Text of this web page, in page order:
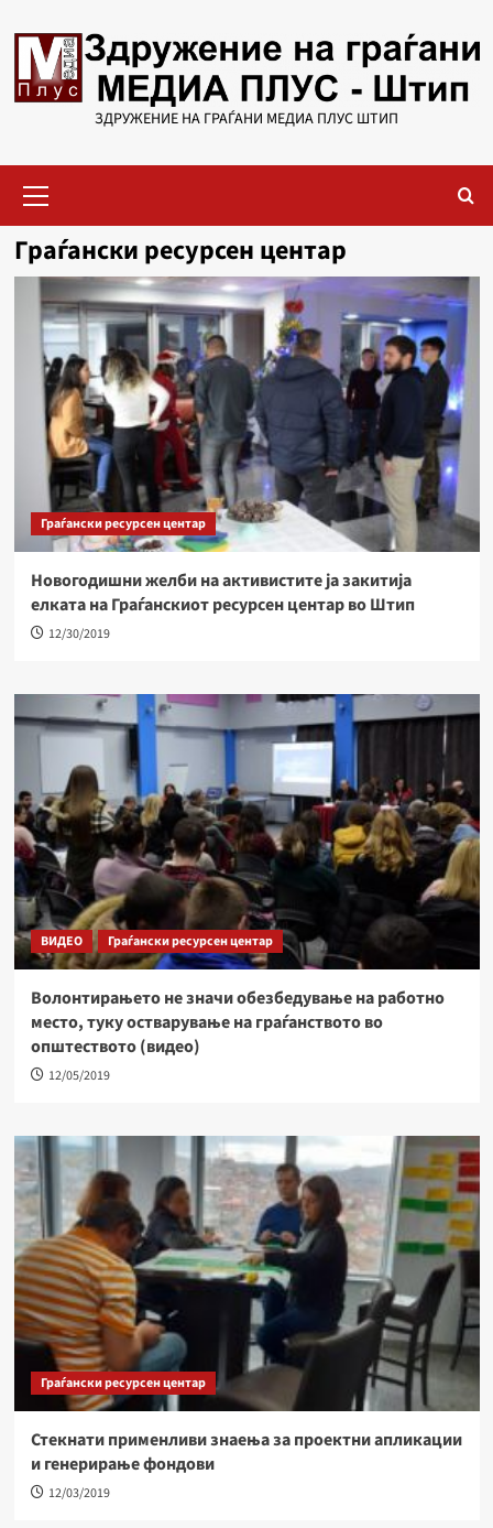
to
content
ЗДРУЖЕНИЕ НА ГРАЃАНИ МЕДИА ПЛУС ШТИП
Menu
Граѓански ресурсен центар
Граѓански ресурсен центар
Новогодишни желби на активистите ја закитија
елката на Граѓанскиот ресурсен центар во Штип
12/30/2019
ВИДЕО Граѓански ресурсен центар
Волонтирањето не значи обезбедување на работно
место, туку остварување на граѓанството во
општеството (видео)
12/05/2019
Граѓански ресурсен центар
Стекнати применливи знаења за проектни апликации
и генерирање фондови
12/03/2019